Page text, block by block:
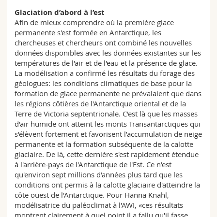
Glaciation d’abord à l’est
Afin de mieux comprendre où la première glace
permanente s'est formée en Antarctique, les
chercheuses et chercheurs ont combiné les nouvelles
données disponibles avec les données existantes sur les
températures de l'air et de l'eau et la présence de glace.
La modélisation a confirmé les résultats du forage des
géologues: les conditions climatiques de base pour la
formation de glace permanente ne prévalaient que dans
les régions côtières de l'Antarctique oriental et de la
Terre de Victoria septentrionale. C'est là que les masses
d'air humide ont atteint les monts Transantarctiques qui
s'élèvent fortement et favorisent l’accumulation de neige
permanente et la formation subséquente de la calotte
glaciaire. De là, cette dernière s'est rapidement étendue
à l'arrière-pays de l'Antarctique de l'Est. Ce n'est
qu'environ sept millions d'années plus tard que les
conditions ont permis à la calotte glaciaire d'atteindre la
côte ouest de l'Antarctique. Pour Hanna Knahl,
modélisatrice du paléoclimat à l'AWI, «ces résultats
montrent clairement à quel point il a fallu qu'il fasse